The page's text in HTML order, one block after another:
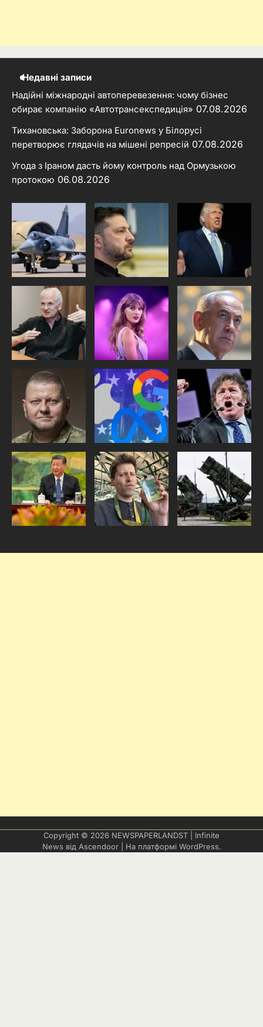
Недавні записи
Надійні міжнародні автоперевезення: чому бізнес
обирає компанію «Автотрансекспедиція» 07.08.2026
Тихановська: Заборона Euronews у Білорусі
перетворює глядачів на мішені репресій 07.08.2026
Угода з Іраном дасть йому контроль над Ормузькою
протокою 06.08.2026
Copyright © 2026 NEWSPAPERLANDST | Infinite
News від Ascendoor| На платформі WordPress.